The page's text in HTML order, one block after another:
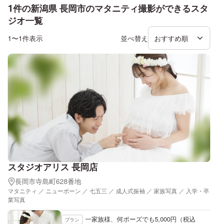
1件の新潟県 長岡市のマタニティ撮影ができるスタ
ジオ一覧
1〜1件表示 並べ替え
スタジオアリス 長岡店
長岡市寺島町628番地
マタニティ ／ ニューボーン ／ 七五三 ／ 成人式振袖 ／ 家族写真 ／ 入学・卒
業写真
プラン
一家族様、何ポーズでも5,000円（税込